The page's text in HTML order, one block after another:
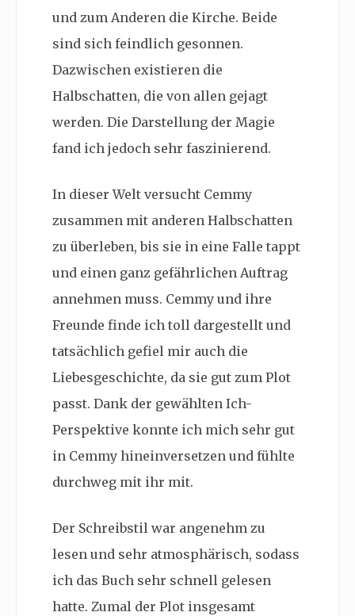
und zum Anderen die Kirche. Beide
sind sich feindlich gesonnen.
Dazwischen existieren die
Halbschatten, die von allen gejagt
werden. Die Darstellung der Magie
fand ich jedoch sehr faszinierend.
In dieser Welt versucht Cemmy
zusammen mit anderen Halbschatten
zu überleben, bis sie in eine Falle tappt
und einen ganz gefährlichen Auftrag
annehmen muss. Cemmy und ihre
Freunde finde ich toll dargestellt und
tatsächlich gefiel mir auch die
Liebesgeschichte, da sie gut zum Plot
passt. Dank der gewählten Ich-
Perspektive konnte ich mich sehr gut
in Cemmy hineinversetzen und fühlte
durchweg mit ihr mit.
Der Schreibstil war angenehm zu
lesen und sehr atmosphärisch, sodass
ich das Buch sehr schnell gelesen
hatte. Zumal der Plot insgesamt